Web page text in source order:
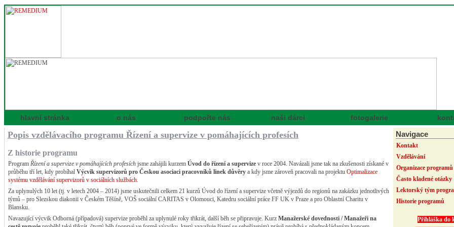
hlavní stránka o nás podpořte nás naši dárci fotogalerie
Popis vzdělávacího programu Řízení a supervize v pomáhajících profesích
Z historie programu
Program Řízení a supervize v pomáhajících profesích jsme zahájili kurzem Úvod do řízení a supervize v roce 2004. Navázali jsme tak na zkušenosti získané v
průběhu tří let, kdy probíhal Výcvik supervizorů pro Českou asociaci pracovníků linek důvěry a kdy jsme zároveň pracovali na projektu Optimalizace
systému vzdělávání supervizorů v sociálních službách.
Za uplynulých 10 let (tj. v letech 2004 – 2014) jsme uskutečnili celkem 21 kurzů Úvod do řízení a supervize včetně výjezdů do regionů na zakázku jednotlivých
týmů – pro Slezskou diakonii v Českém Těšíně, VOŠ sociální CARITAS v Olomouci, Katedru sociální práce FF UK v Praze a pro Oblastní Charitu v
Blansku.
Navazující výcvik Odborná (případová) supervize proběhl za uplynulé roky třikrát, další běh se připravuje. Kurz Manažerské dovednosti / Manažeři na
Navigace
Kontakt
Vzdělávání
Organizace programů
Často kladené otázky
Lektorský tým
Historie programů
Přihláška do